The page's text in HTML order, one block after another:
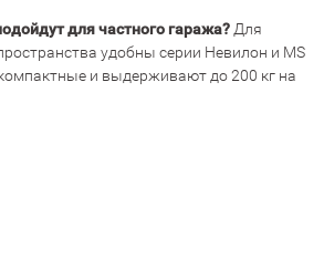
для частного гаража?Для
удобны серии Невилон и MS
и выдерживают до 200 кг на